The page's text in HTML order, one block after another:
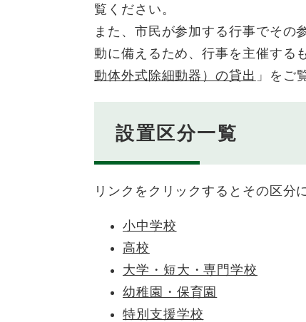
覧ください。
また、市民が参加する行事でその
動に備えるため、行事を主催する
動体外式除細動器）の貸出 」をご
設置区分一覧
リンクをクリックするとその区分
小中学校
高校
大学・短大・専門学校
幼稚園・保育園
特別支援学校